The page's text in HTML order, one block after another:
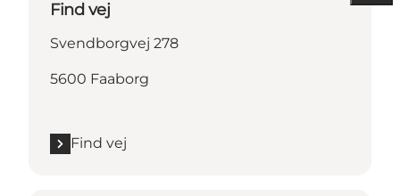
Find vej
Svendborgvej 278
5600 Faaborg
Find vej